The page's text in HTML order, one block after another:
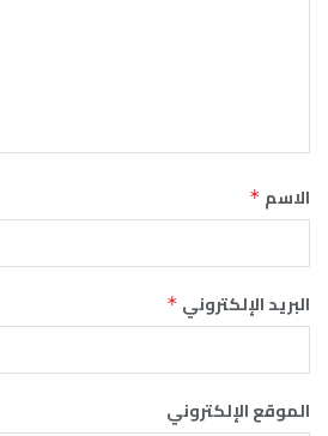
الاسم *
البريد الإلكتروني *
الموقع الإلكتروني